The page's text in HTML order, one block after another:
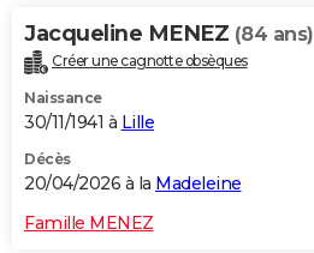
Jacqueline MENEZ (84 ans)
Créer une cagnotte obsèques
Naissance
30/11/1941 à Lille
Décès
20/04/2026 à la Madeleine
Famille MENEZ